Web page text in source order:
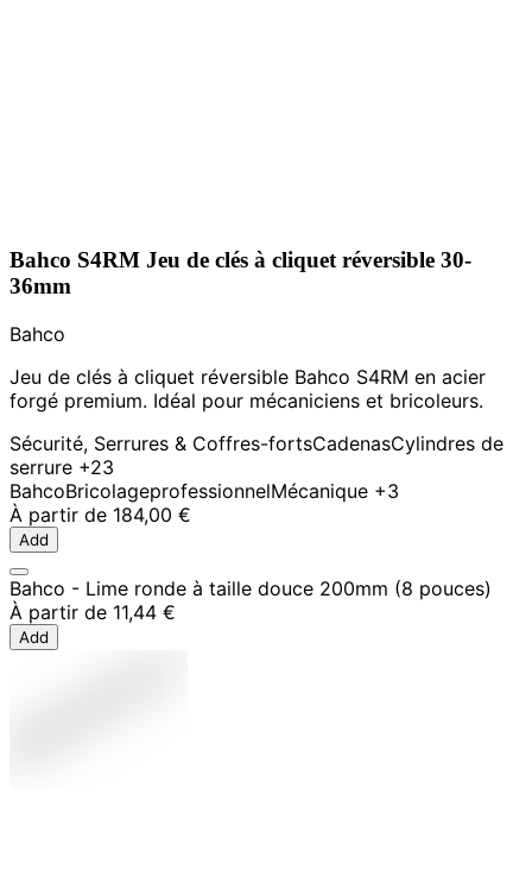
Bahco S4RM Jeu de clés à cliquet réversible 30-
36mm
Bahco
Jeu de clés à cliquet réversible Bahco S4RM en acier
forgé premium. Idéal pour mécaniciens et bricoleurs.
Sécurité, Serrures & Coffres-fortsCadenasCylindres de
serrure +23
BahcoBricolageprofessionnelMécanique +3
À partir de 184,00 €
Add
Bahco - Lime ronde à taille douce 200mm (8 pouces)
À partir de 11,44 €
Add